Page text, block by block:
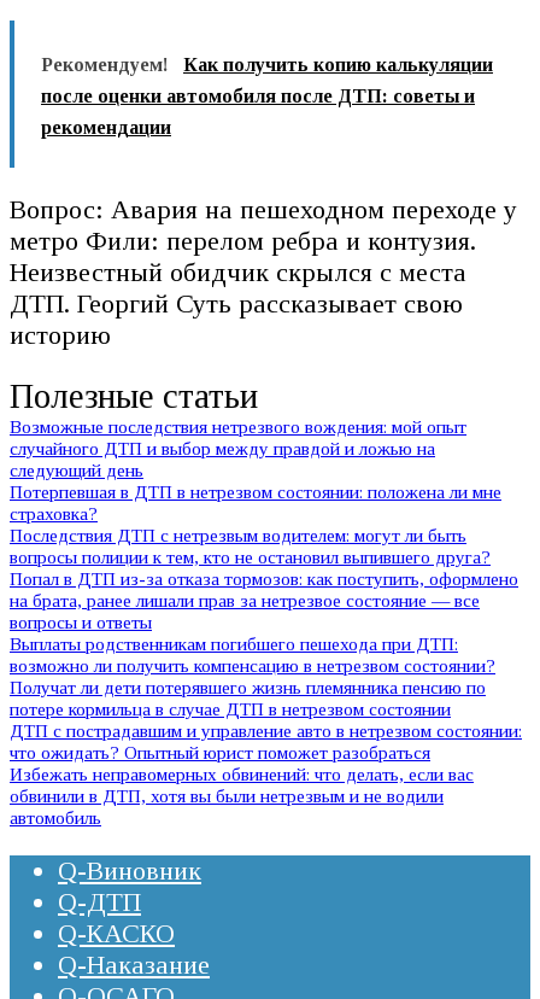
Рекомендуем!
Как получить копию калькуляции
после оценки автомобиля после ДТП: советы и
рекомендации
Вопрос: Авария на пешеходном переходе у
метро Фили: перелом ребра и контузия.
Неизвестный обидчик скрылся с места
ДТП. Георгий Суть рассказывает свою
историю
Полезные статьи
Возможные последствия нетрезвого вождения: мой опыт
случайного ДТП и выбор между правдой и ложью на
следующий день
Потерпевшая в ДТП в нетрезвом состоянии: положена ли мне
страховка?
Последствия ДТП с нетрезвым водителем: могут ли быть
вопросы полиции к тем, кто не остановил выпившего друга?
Попал в ДТП из-за отказа тормозов: как поступить, оформлено
на брата, ранее лишали прав за нетрезвое состояние — все
вопросы и ответы
Выплаты родственникам погибшего пешехода при ДТП:
возможно ли получить компенсацию в нетрезвом состоянии?
Получат ли дети потерявшего жизнь племянника пенсию по
потере кормильца в случае ДТП в нетрезвом состоянии
ДТП с пострадавшим и управление авто в нетрезвом состоянии:
что ожидать? Опытный юрист поможет разобраться
Избежать неправомерных обвинений: что делать, если вас
обвинили в ДТП, хотя вы были нетрезвым и не водили
автомобиль
Q-Виновник
Q-ДТП
Q-КАСКО
Q-Наказание